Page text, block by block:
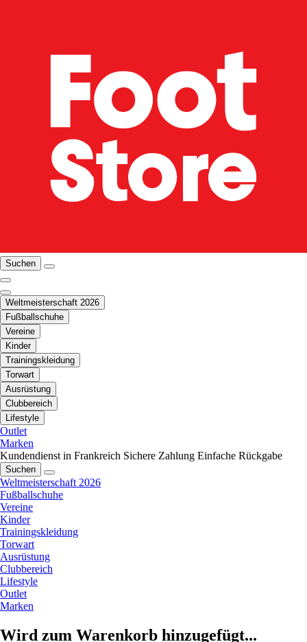
Suchen
Weltmeisterschaft 2026
Fußballschuhe
Vereine
Kinder
Trainingskleidung
Torwart
Ausrüstung
Clubbereich
Lifestyle
Outlet
Marken
Kundendienst in Frankreich Sichere Zahlung Einfache Rückgabe
Suchen
Weltmeisterschaft 2026
Fußballschuhe
Vereine
Kinder
Trainingskleidung
Torwart
Ausrüstung
Clubbereich
Lifestyle
Outlet
Marken
Wird zum Warenkorb hinzugefügt...